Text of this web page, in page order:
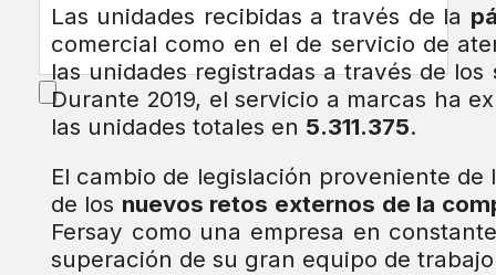
Las unidades recibidas a través de la
comercial como en el de servicio de
las unidades registradas a través de los
Durante 2019, el servicio a marcas ha
las unidades totales en 5.311.375.
El cambio de legislación proveniente de
de los nuevos retos externos de la
Fersay como una empresa en
superación de su gran equipo de